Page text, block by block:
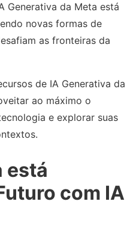
Generativa da Meta está
novas formas de
as fronteiras da
de IA Generativa da
ao máximo o
e explorar suas
está
com IA